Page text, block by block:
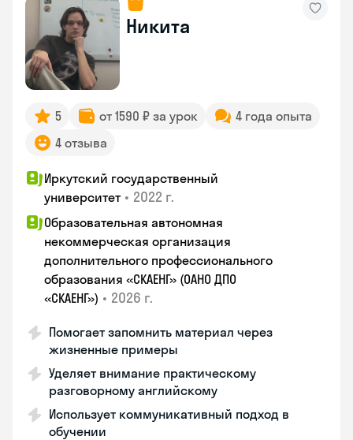
Никита
5 от 1590 ₽ за урок
4 года опыта
4 отзыва
Иркутский государственный
университет • 2022 г.
Образовательная автономная
некоммерческая организация
дополнительного профессионального
образования «СКАЕНГ» (ОАНО ДПО
«СКАЕНГ») • 2026 г.
Помогает запомнить материал через
жизненные примеры
Уделяет внимание практическому
разговорному английскому
Использует коммуникативный подход в
обучении